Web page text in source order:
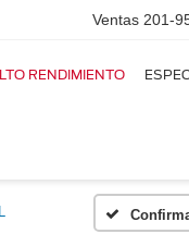
Ventas 201-
RENDIMIENTO